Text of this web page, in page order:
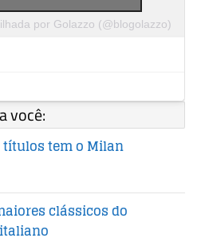
por Golazzo (@blogolazzo)
você:
tem o Milan
clássicos do